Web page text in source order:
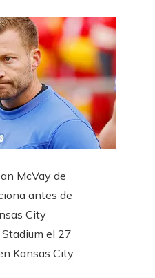
McVay de
antes de
City
el 27
Kansas City,